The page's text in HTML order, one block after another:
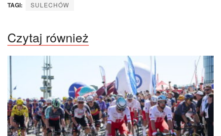
TAGI: SULECHÓW
Czytaj również